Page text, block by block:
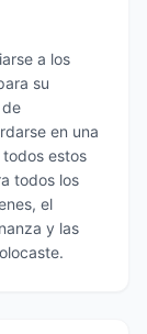
a los
su
en una
estos
todos los
el
y las